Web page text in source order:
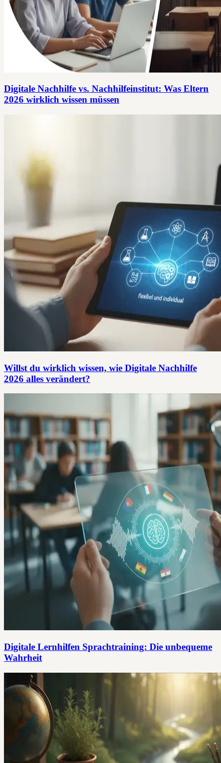
Digitale Nachhilfe vs. Nachhilfeinstitut: Was Eltern
2026 wirklich wissen müssen
Willst du wirklich wissen, wie Digitale Nachhilfe
2026 alles verändert?
Digitale Lernhilfen Sprachtraining: Die unbequeme
Wahrheit